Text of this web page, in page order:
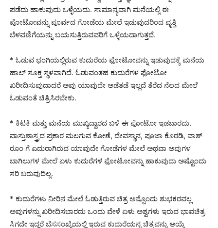
ಪಡೆದು ಹಾಕುವುದು ಒಳ್ಳೆಯದು. ಸಾಮಾನ್ಯವಾಗಿ ಮನೆಯಲ್ಲಿ ಈ
ಪೋಟೋವನ್ನು ಪೂರ್ವದ ಗೋಡೆಯ ಮೇಲೆ ಇಡುವುದರಿಂದ ವೃತ್ತಿ
ಬೆಳವಣಿಗೆಯನ್ನು ಬಯಸುತ್ತಿರುವವರಿಗೆ ಒಳ್ಳೆಯದಾಗುತ್ತದೆ.
* ಓಡುವ ಭಂಗಿಯಲ್ಲಿರುವ ಕುದುರೆಯ ಫೋಟೋವನ್ನು ಇಡುವುದಕ್ಕೆ ಮನೆಯ
ಹಾಲ್ ಸೂಕ್ತ ಸ್ಥಳವಾಗಿದೆ. ಓಡುವಂತಹ ಕುದುರೆಗಳ ಫೋಟೋ
ಖರೀದಿಸುವುದಾದರೆ ಅವು ಯಾವುದೇ ಅಡೆತಡೆ ಇಲ್ಲದೆ ತೆರೆದ ನೆಲದ ಮೇಲೆ
ಓಡುವಂತೆ ಚಿತ್ರಿಸಿರಬೇಕು.
* ಕಿಟಕಿ ಮತ್ತು ಮನೆಯ ಮುಖ್ಯದ್ವಾರದ ಬಳಿ ಈ ಫೋಟೋ ಇಡಬಾರದು.
ವಾಸ್ತುಶಾಸ್ತ್ರದ ಪ್ರಕಾರ ಮಲಗುವ ಕೋಣೆ, ದೇವಸ್ಥಾನ, ಪೂಜಾ ಕೊಠಡಿ, ವಾಶ್
ರೂಂ ಗೆ ಎದುರಾಗಿರುವ ಯಾವುದೇ ಗೋಡೆಗಳ ಮೇಲೆ ಅಥವಾ ಅವುಗಳ
ಬಾಗಿಲುಗಳ ಮೇಲೆ ಏಳು ಕುದುರೆಗಳ ಫೋಟೋವನ್ನು ಹಾಕುವುದು ಅಷ್ಟೊಂದು
ಸರಿ ಬರುವುದಿಲ್ಲ.
* ಕುದುರೆಗಳು ನೀರಿನ ಮೇಲೆ ಓಡುತ್ತಿರುವ ಚಿತ್ರ ಅಷ್ಟೊಂದು ಶುಭಕರವಲ್ಲ
ಅವುಗಳನ್ನು ಖರೀದಿಸಬಾರದು ಒಂದು ವೇಳೆ ಏಳು ಅಶ್ವಗಳು ಇರುವ ಭಾವಚಿತ್ರ
ಸಿಗದೇ ಇದ್ದರೆ ಬೆಸಸಂಖ್ಯೆಯಲ್ಲಿ ಇರುವ ಕುದುರೆಯನ್ನ ಚಿತ್ರವನ್ನು ಆಯ್ಕೆ